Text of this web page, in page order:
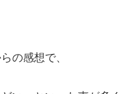
の感想で、